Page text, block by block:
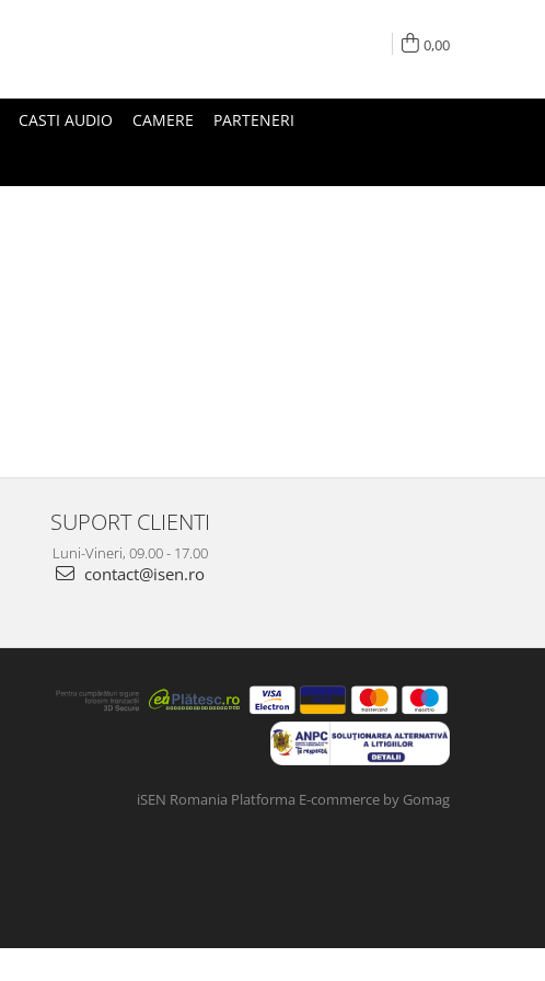
0,00
CASTI AUDIO CAMERE PARTENERI
SUPORT CLIENTI
Luni-Vineri, 09.00 - 17.00
contact@isen.ro
iSEN Romania Platforma E-commerce by Gomag